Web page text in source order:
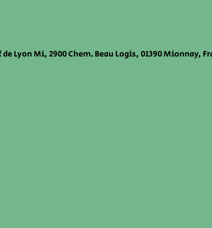
Lyon Mi, 2900 Chem. Beau Logis, 01390 Mionnay,